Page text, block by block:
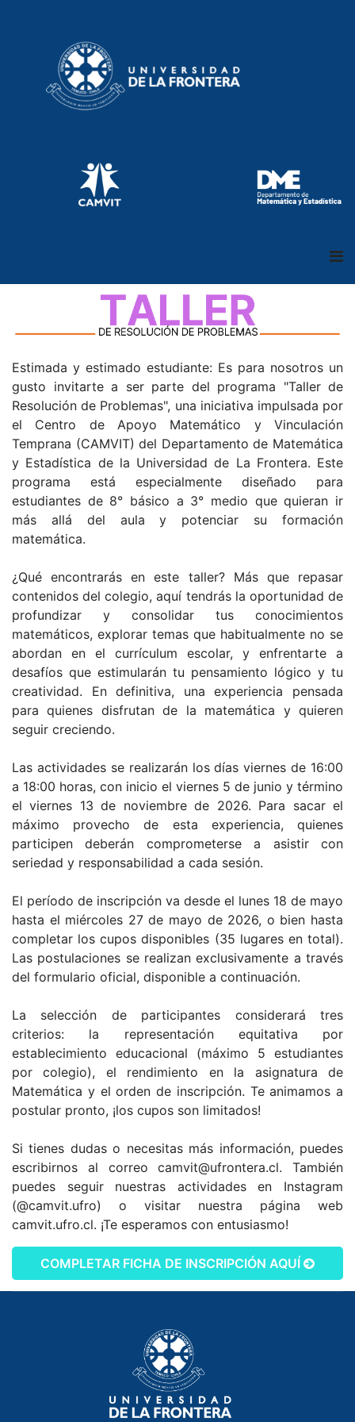
Estimada y estimado estudiante: Es para nosotros un
gusto invitarte a ser parte del programa "Taller de
Resolución de Problemas", una iniciativa impulsada por
el Centro de Apoyo Matemático y Vinculación
Temprana (CAMVIT) del Departamento de Matemática
y Estadística de la Universidad de La Frontera. Este
programa está especialmente diseñado para
estudiantes de 8° básico a 3° medio que quieran ir
más allá del aula y potenciar su formación
matemática.
¿Qué encontrarás en este taller? Más que repasar
contenidos del colegio, aquí tendrás la oportunidad de
profundizar y consolidar tus conocimientos
matemáticos, explorar temas que habitualmente no se
abordan en el currículum escolar, y enfrentarte a
desafíos que estimularán tu pensamiento lógico y tu
creatividad. En definitiva, una experiencia pensada
para quienes disfrutan de la matemática y quieren
seguir creciendo.
Las actividades se realizarán los días viernes de 16:00
a 18:00 horas, con inicio el viernes 5 de junio y término
el viernes 13 de noviembre de 2026. Para sacar el
máximo provecho de esta experiencia, quienes
participen deberán comprometerse a asistir con
seriedad y responsabilidad a cada sesión.
El período de inscripción va desde el lunes 18 de mayo
hasta el miércoles 27 de mayo de 2026, o bien hasta
completar los cupos disponibles (35 lugares en total).
Las postulaciones se realizan exclusivamente a través
del formulario oficial, disponible a continuación.
La selección de participantes considerará tres
criterios: la representación equitativa por
establecimiento educacional (máximo 5 estudiantes
por colegio), el rendimiento en la asignatura de
Matemática y el orden de inscripción. Te animamos a
postular pronto, ¡los cupos son limitados!
Si tienes dudas o necesitas más información, puedes
escribirnos al correo camvit@ufrontera.cl. También
puedes seguir nuestras actividades en Instagram
(@camvit.ufro) o visitar nuestra página web
camvit.ufro.cl. ¡Te esperamos con entusiasmo!
COMPLETAR FICHA DE INSCRIPCIÓN AQUÍ